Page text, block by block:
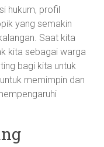
hukum, profil
yang semakin
Saat kita
kita sebagai warga
bagi kita untuk
memimpin dan